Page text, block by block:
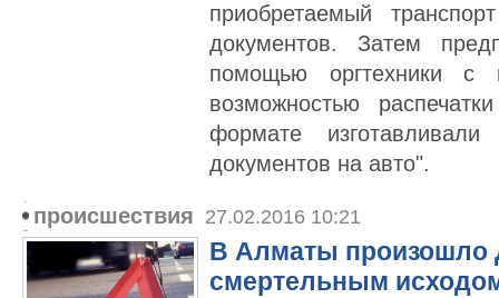
приобретаемый
документов. Затем
помощью оргтехники с
возможностью
формате изготавливали
документов на авто".
происшествия 27.02.2016 10:21
В Алматы произошло
смертельным